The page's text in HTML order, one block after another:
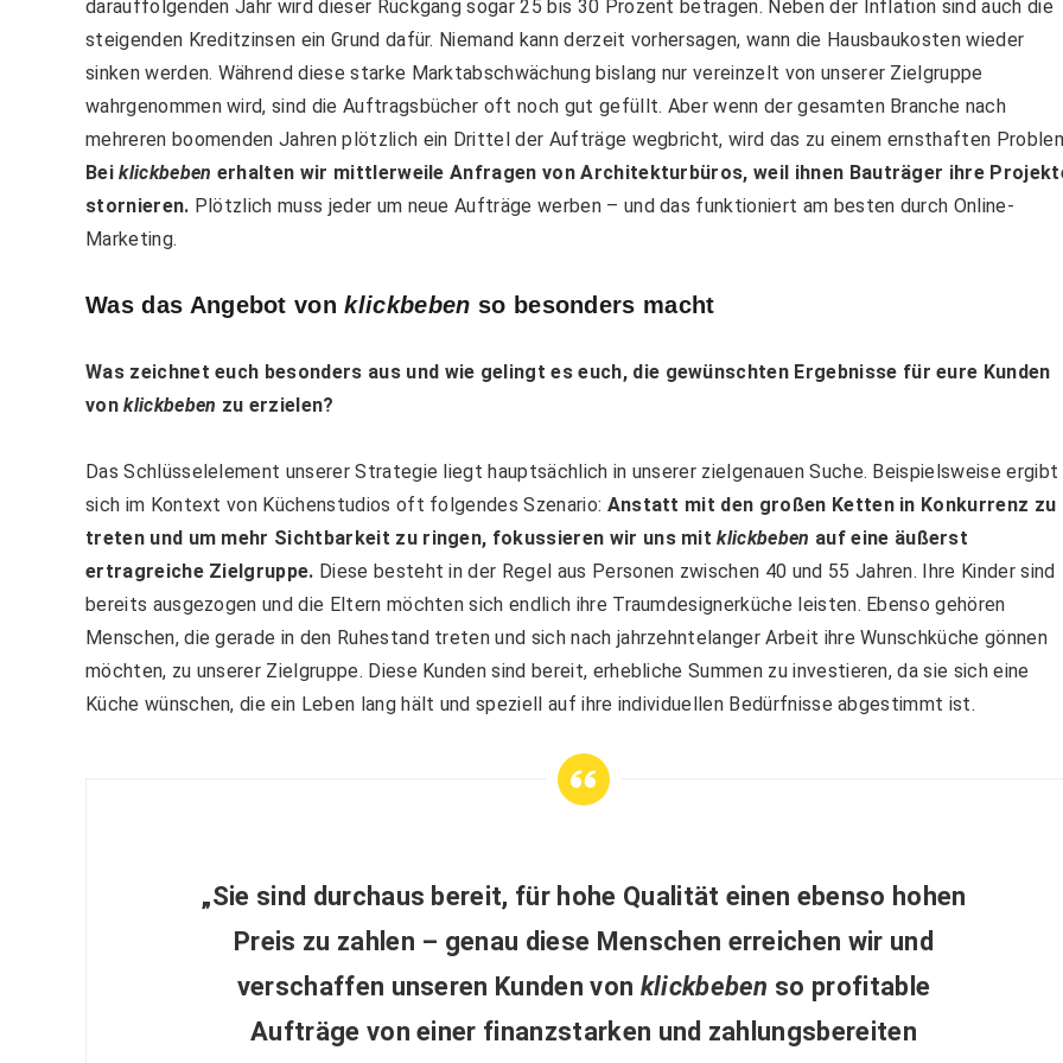
darauffolgenden Jahr wird dieser Rückgang sogar 25 bis 30 Prozent betragen. Neben der Inflation sind auch die
steigenden Kreditzinsen ein Grund dafür. Niemand kann derzeit vorhersagen, wann die Hausbaukosten wieder
sinken werden. Während diese starke Marktabschwächung bislang nur vereinzelt von unserer Zielgruppe
wahrgenommen wird, sind die Auftragsbücher oft noch gut gefüllt. Aber wenn der gesamten Branche nach
mehreren boomenden Jahren plötzlich ein Drittel der Aufträge wegbricht, wird das zu einem ernsthaften
Beiklickbeben erhalten wir mittlerweile Anfragen von Architekturbüros, weil ihnen Bauträger ihre
stornieren. Plötzlich muss jeder um neue Aufträge werben – und das funktioniert am besten durch Online-
Marketing.
Was das Angebot vonklickbeben so besonders macht
Was zeichnet euch besonders aus und wie gelingt es euch, die gewünschten Ergebnisse für eure Kunden
vonklickbeben zu erzielen?
Das Schlüsselelement unserer Strategie liegt hauptsächlich in unserer zielgenauen Suche. Beispielsweise ergibt
sich im Kontext von Küchenstudios oft folgendes Szenario: Anstatt mit den großen Ketten in Konkurrenz zu
treten und um mehr Sichtbarkeit zu ringen, fokussieren wir uns mitklickbeben auf eine äußerst
ertragreiche Zielgruppe. Diese besteht in der Regel aus Personen zwischen 40 und 55 Jahren. Ihre Kinder sind
bereits ausgezogen und die Eltern möchten sich endlich ihre Traumdesignerküche leisten. Ebenso gehören
Menschen, die gerade in den Ruhestand treten und sich nach jahrzehntelanger Arbeit ihre Wunschküche gönnen
möchten, zu unserer Zielgruppe. Diese Kunden sind bereit, erhebliche Summen zu investieren, da sie sich eine
Küche wünschen, die ein Leben lang hält und speziell auf ihre individuellen Bedürfnisse abgestimmt ist.
„Sie sind durchaus bereit, für hohe Qualität einen ebenso hohen
Preis zu zahlen – genau diese Menschen erreichen wir und
verschaffen unseren Kunden von klickbeben so profitable
Aufträge von einer finanzstarken und zahlungsbereiten